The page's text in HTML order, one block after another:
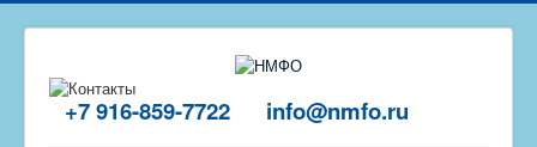
+7 916-859-7722 info@nmfo.ru